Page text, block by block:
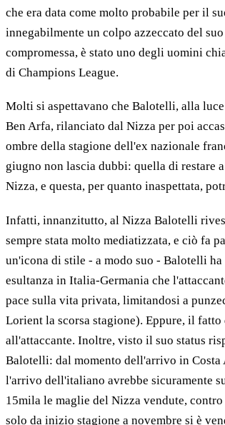
che era data come molto probabile per il
innegabilmente un colpo azzeccato del
compromessa, è stato uno degli uomini
di Champions League.
Molti si aspettavano che Balotelli, alla
Ben Arfa, rilanciato dal Nizza per poi
ombre della stagione dell'ex nazionale
giugno non lascia dubbi: quella di restare
Nizza, e questa, per quanto inaspettata,
Infatti, innanzitutto, al Nizza Balotelli
sempre stata molto mediatizzata, e ciò fa
un'icona di stile - a modo suo - Balotelli
esultanza in Italia-Germania che
pace sulla vita privata, limitandosi a
Lorient la scorsa stagione). Eppure, il
all'attaccante. Inoltre, visto il suo status
Balotelli: dal momento dell'arrivo in Costa
l'arrivo dell'italiano avrebbe sicuramente
15mila le maglie del Nizza vendute,
solo da inizio stagione a novembre si è